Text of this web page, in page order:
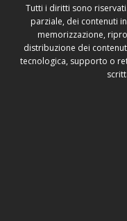
Tutti i diritti sono
parziale, dei contenuti
memorizzazione,
distribuzione dei
tecnologica, supporto o